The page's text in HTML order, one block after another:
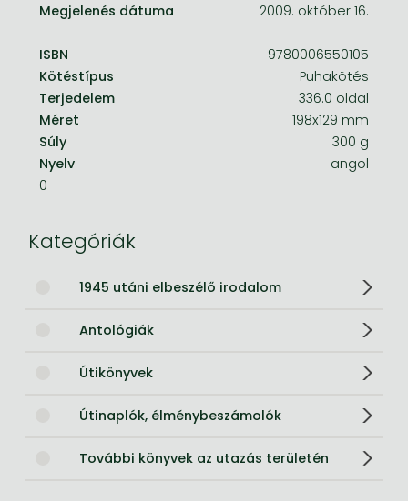
Megjelenés dátuma
2009. október 16.
ISBN
9780006550105
Kötéstípus
Puhakötés
Terjedelem
336.0 oldal
Méret
198x129 mm
Súly
300 g
Nyelv
angol
0
Kategóriák
1945 utáni elbeszélő irodalom
Antológiák
Útikönyvek
Útinaplók, élménybeszámolók
További könyvek az utazás területén